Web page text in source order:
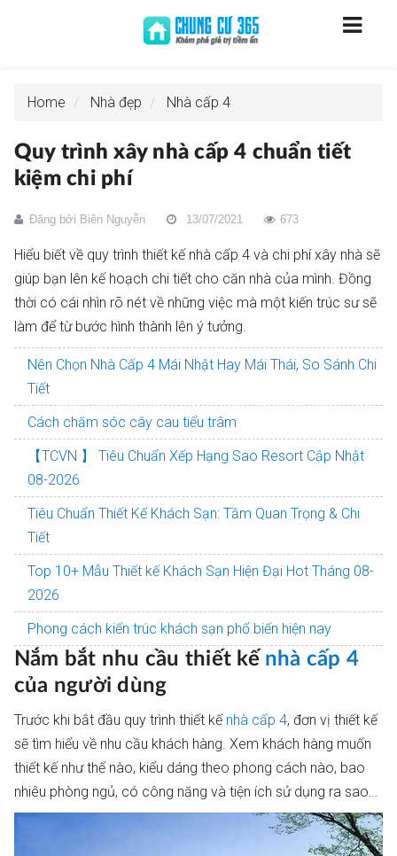
Home Nhà đẹp Nhà cấp 4
Quy trình xây nhà cấp 4 chuẩn tiết
kiệm chi phí
Đăng bởi Biên Nguyễn 13/07/2021 673
Hiểu biết về quy trình thiết kế nhà cấp 4 và chi phí xây nhà sẽ
giúp bạn lên kế hoạch chi tiết cho căn nhà của mình. Đồng
thời có cái nhìn rõ nét về những việc mà một kiến trúc sư sẽ
làm để từ bước hình thành lên ý tưởng.
Nên Chọn Nhà Cấp 4 Mái Nhật Hay Mái Thái, So Sánh Chi
Tiết
Cách chăm sóc cây cau tiểu trâm
【TCVN 】 Tiêu Chuẩn Xếp Hạng Sao Resort Cập Nhật
08-2026
Tiêu Chuẩn Thiết Kế Khách Sạn: Tầm Quan Trọng & Chi
Tiết
Top 10+ Mẫu Thiết kế Khách Sạn Hiện Đại Hot Tháng 08-
2026
Phong cách kiến trúc khách sạn phổ biến hiện nay
Nắm bắt nhu cầu thiết kế nhà cấp 4
của người dùng
Trước khi bắt đầu quy trình thiết kế nhà cấp 4, đơn vị thiết kế
sẽ tìm hiểu về nhu cầu khách hàng. Xem khách hàng muốn
thiết kế như thế nào, kiểu dáng theo phong cách nào, bao
nhiêu phòng ngủ, có công năng và tiện ích sử dụng ra sao…